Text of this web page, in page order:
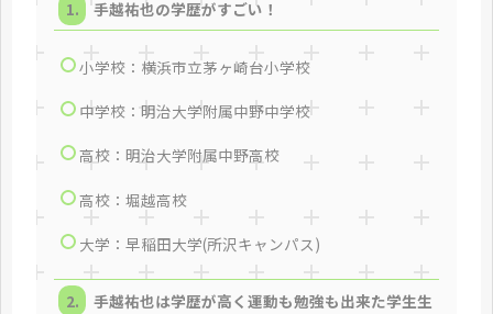
手越祐也の学歴がすごい！
小学校：横浜市立茅ヶ崎台小学校
中学校：明治大学附属中野中学校
高校：明治大学附属中野高校
高校：堀越高校
大学：早稲田大学(所沢キャンパス)
手越祐也は学歴が高く運動も勉強も出来た学生生